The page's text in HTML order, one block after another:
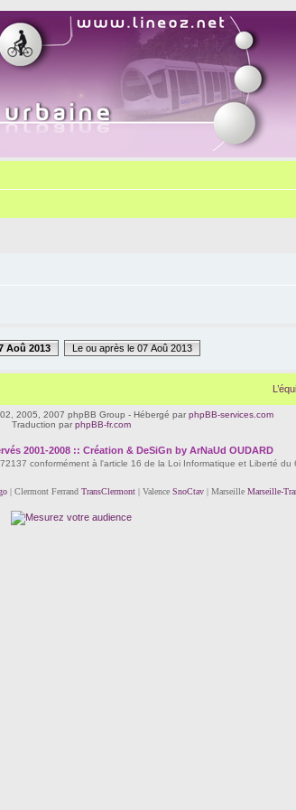
Aoû 2013 Le ou après le 07 Aoû 2013
2005, 2007 phpBB Group - Hébergé par phpBB-services.com
Traduction par phpBB-fr.com
2001-2008 :: Création & DeSiGn by ArNaUd OUDARD
conformément à l'article 16 de la Loi Informatique et Liberté du
| Clermont Ferrand TransClermont| Valence SnoCtav| Marseille Marseille-